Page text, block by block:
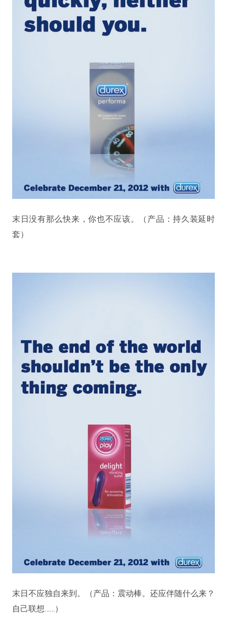
末日没有那么快来，你也不应该。（产品：持久装延时
套）
末日不应独自来到。（产品：震动棒。还应伴随什么来？
自己联想……）